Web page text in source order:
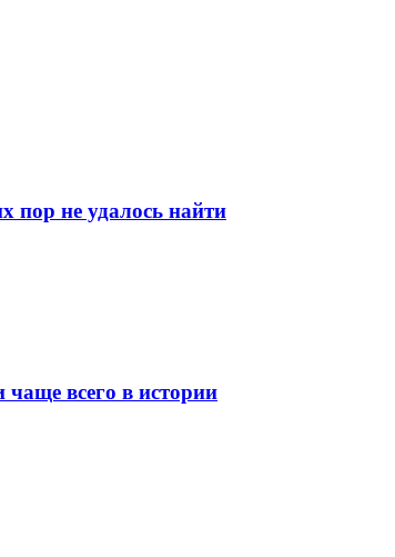
пор не удалось найти
всего в истории